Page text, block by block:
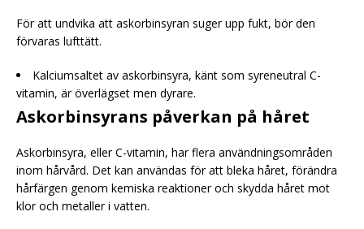
För att undvika att askorbinsyran suger upp fukt, bör den
förvaras lufttätt.
Kalciumsaltet av askorbinsyra, känt som syreneutral C-
vitamin, är överlägset men dyrare.
Askorbinsyrans påverkan på håret
Askorbinsyra, eller C-vitamin, har flera användningsområden
inom hårvård. Det kan användas för att bleka håret, förändra
hårfärgen genom kemiska reaktioner och skydda håret mot
klor och metaller i vatten.